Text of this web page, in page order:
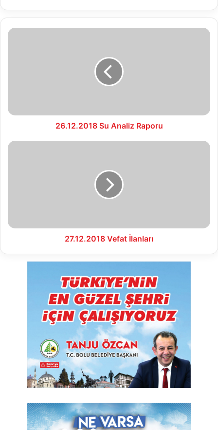
26.12.2018
26.12.2018 Su Analiz Raporu
27.12.2018
27.12.2018 Vefat İlanları